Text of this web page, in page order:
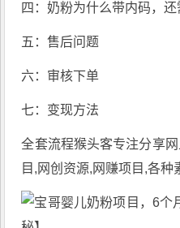
四：奶粉为什么带内码，还
五：售后问题
六：审核下单
七：变现方法
全套流程猴头客专注分享
目,网创资源, 网赚项目 ,各种